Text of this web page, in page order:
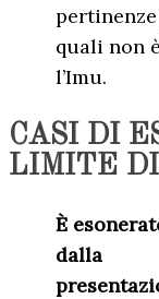
quali non
l’Imu.
CASI DI
LIMITE
È
dalla